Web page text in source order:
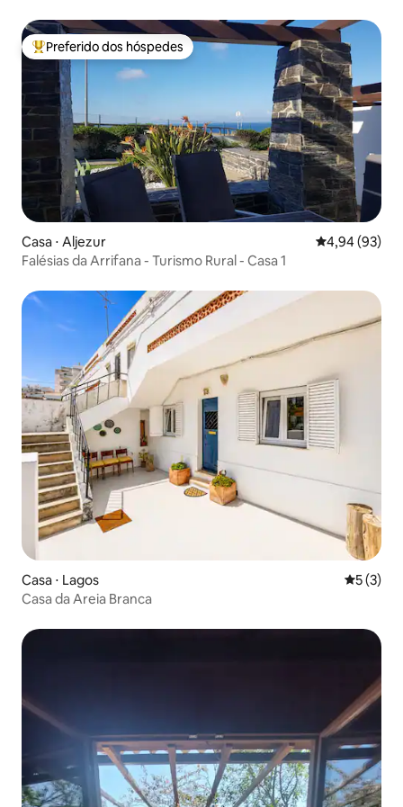
Entre os melhores preferidos dos hóspedes
Preferido dos hóspedes
Casa ⋅ Aljezur 4,94 de uma
4,94 (93)
Falésias da Arrifana - Turismo Rural - Casa 1
Casa ⋅ Lagos 5 de
5 (3)
Casa da Areia Branca